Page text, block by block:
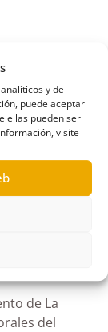
y de
puede aceptar
ellas pueden ser
visite
de
,
de
de La
del